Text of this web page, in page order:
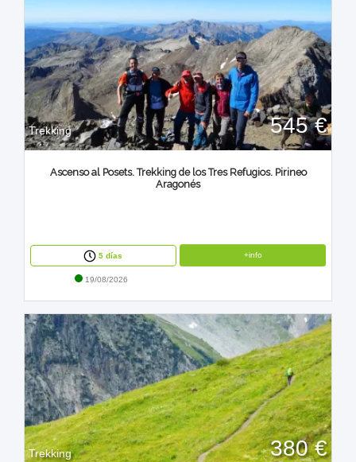
Trekking 545 €
Ascenso al Posets. Trekking de los Tres Refugios. Pirineo
Aragonés
5 días +info
19/08/2026
Trekking 380 €